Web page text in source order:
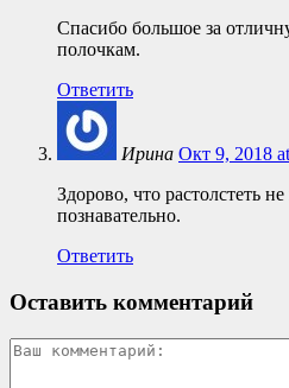
Спасибо большое за
полочкам.
Ответить
Ирина Окт 9, 2018
Здорово, что растолстеть
познавательно.
Ответить
Оставить комментарий